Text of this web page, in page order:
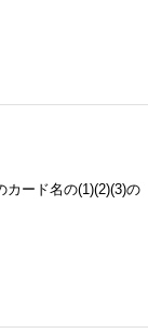
ード名の(1)(2)(3)の